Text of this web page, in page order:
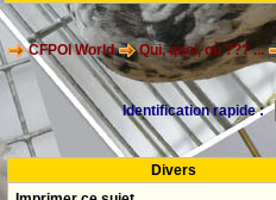
CFPOI World Qui, quoi, où ??? ...
Identification rapide :
Divers